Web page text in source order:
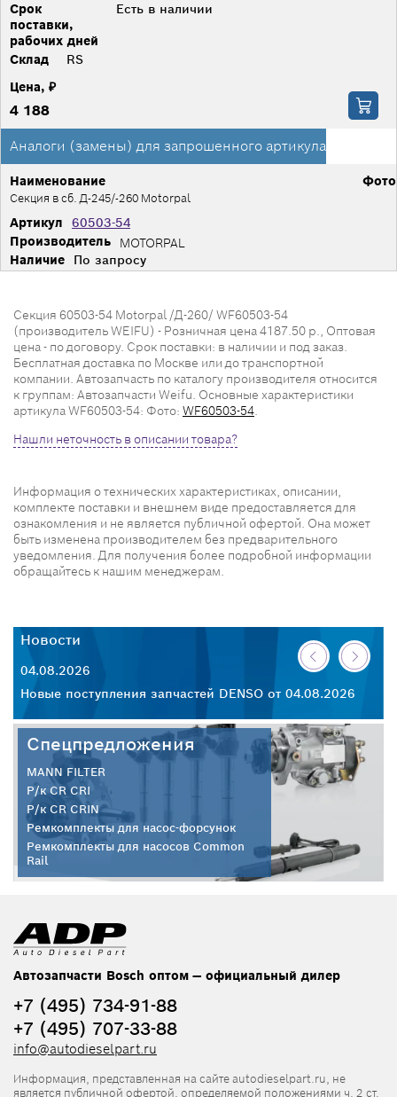
Срок
поставки,
рабочих дней
Есть в наличии
Склад
RS
Цена, ₽
4 188
Аналоги (замены) для запрошенного артикула
Фото
Производитель MOTORPAL
Артикул 60503-54
Наименование
Секция в сб. Д-245/-260 Motorpal
Наличие По запросу
Секция 60503-54 Motorpal /Д-260/ WF60503-54
(производитель WEIFU) - Розничная цена 4187.50 р., Оптовая
цена - по договору. Срок поставки: в наличии и под заказ.
Бесплатная доставка по Москве или до транспортной
компании. Автозапчасть по каталогу производителя относится
к группам: Автозапчасти Weifu. Основные характеристики
артикула WF60503-54: Фото: WF60503-54.
Нашли неточность в описании товара?
Информация о технических характеристиках, описании,
комплекте поставки и внешнем виде предоставляется для
ознакомления и не является публичной офертой. Она может
быть изменена производителем без предварительного
уведомления. Для получения более подробной информации
обращайтесь к нашим менеджерам.
Новости
04.08.2026
Новые поступления запчастей DENSO от 04.08.2026
Спецпредложения
MANN FILTER
Р/к CR CRI
Р/к CR CRIN
Ремкомплекты для насос-форсунок
Ремкомплекты для насосов Common
Rail
Автозапчасти Bosch оптом — официальный дилер
+7 (495) 734-91-88
+7 (495) 707-33-88
info@autodieselpart.ru
Информация, представленная на сайте autodieselpart.ru, не
является публичной офертой, определяемой положениями ч. 2 ст.